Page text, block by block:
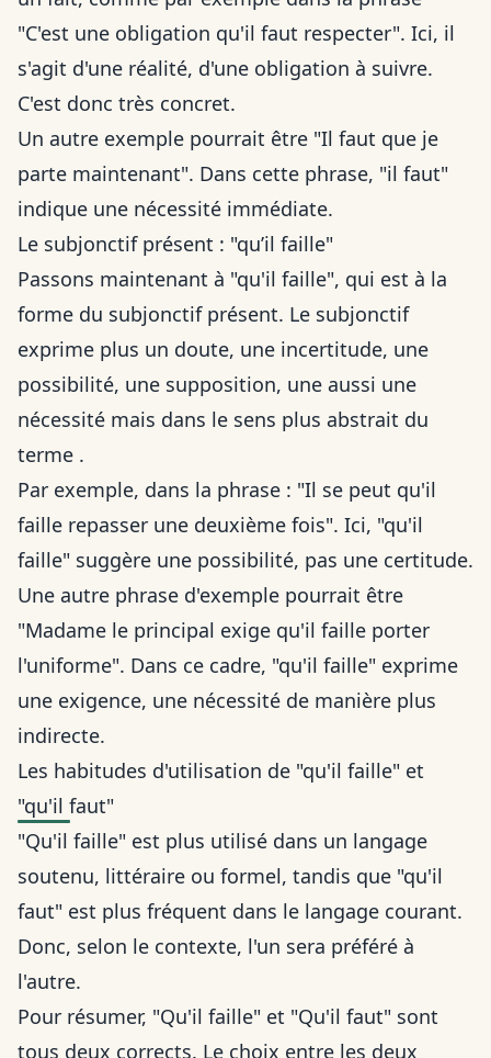
"C'est une obligation qu'il faut respecter". Ici, il
s'agit d'une réalité, d'une obligation à suivre.
C'est donc très concret.
Un autre exemple pourrait être "Il faut que je
parte maintenant". Dans cette phrase, "il faut"
indique une nécessité immédiate.
Le subjonctif présent : "qu’il faille"
Passons maintenant à "qu'il faille", qui est à la
forme du subjonctif présent. Le subjonctif
exprime plus un doute, une incertitude, une
possibilité, une supposition, une aussi une
nécessité mais dans le sens plus abstrait du
terme .
Par exemple, dans la phrase : "Il se peut qu'il
faille repasser une deuxième fois". Ici, "qu'il
faille" suggère une possibilité, pas une certitude.
Une autre phrase d'exemple pourrait être
"Madame le principal exige qu'il faille porter
l'uniforme". Dans ce cadre, "qu'il faille" exprime
une exigence, une nécessité de manière plus
indirecte.
Les habitudes d'utilisation de "qu'il faille" et
"qu'il faut"
"Qu'il faille" est plus utilisé dans un langage
soutenu, littéraire ou formel, tandis que "qu'il
faut" est plus fréquent dans le langage courant.
Donc, selon le contexte, l'un sera préféré à
l'autre.
Pour résumer, "Qu'il faille" et "Qu'il faut" sont
tous deux corrects. Le choix entre les deux